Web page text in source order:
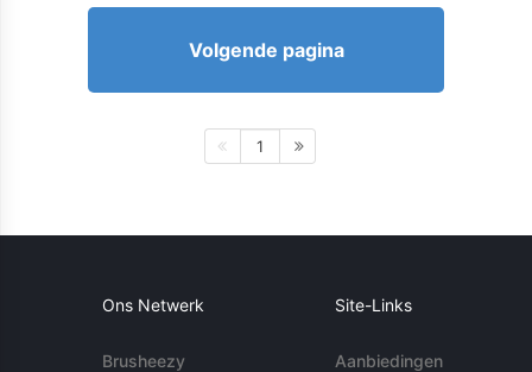
Volgende pagina
1
Ons Netwerk
Brusheezy
Site-Links
Aanbiedingen